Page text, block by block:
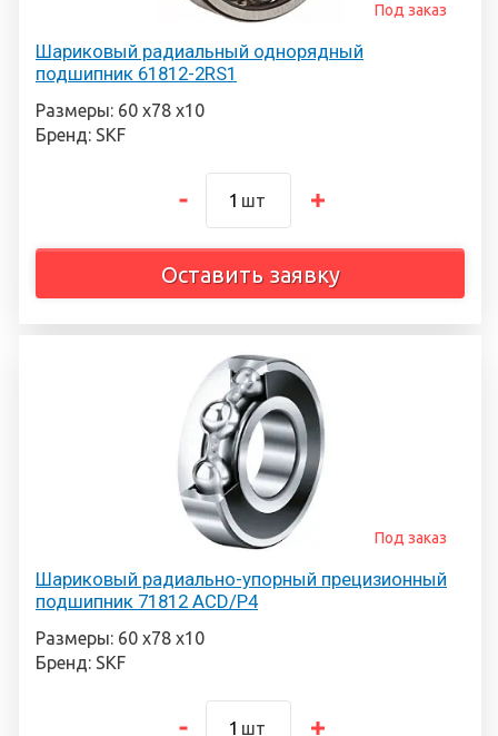
Шариковый радиальный однорядный
подшипник 61812-2RS1
Под заказ
Размеры: 60 х78 х10
Бренд: SKF
шт
Оставить заявку
Шариковый радиально-упорный прецизионный
подшипник 71812 ACD/P4
Под заказ
Размеры: 60 х78 х10
Бренд: SKF
шт